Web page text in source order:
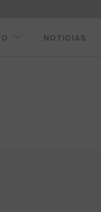
NOTICIAS